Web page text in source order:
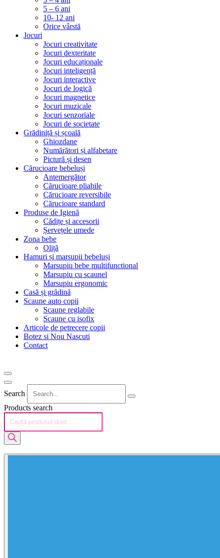
5 – 6 ani
10- 12 ani
Orice vârstă
Jocuri
Jocuri creativitate
Jocuri dexteritate
Jocuri educaționale
Jocuri inteligență
Jocuri interactive
Jocuri de logică
Jocuri magnetice
Jocuri muzicale
Jocuri senzoriale
Jocuri de societate
Grădiniță și școală
Ghiozdane
Numărători și alfabetare
Pictură și desen
Cărucioare bebeluși
Antemergător
Cărucioare pliabile
Cărucioare reversibile
Cărucioare standard
Produse de Igienă
Cădițe și accesorii
Șervețele umede
Zona bebe
Oliță
Hamuri și marsupii bebeluși
Marsupiu bebe multifunctional
Marsupiu cu scaunel
Marsupiu ergonomic
Casă și grădină
Scaune auto copii
Scaune reglabile
Scaune cu isofix
Articole de petrecere copii
Botez si Nou Nascuti
Contact
Search
Products search